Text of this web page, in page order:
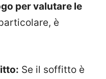
per valutare le
è
Se il soffitto è